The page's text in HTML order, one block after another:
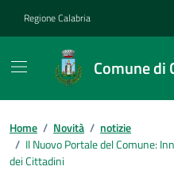
Regione Calabria
Comune di
Home / Novità / notizie
/ Il Nuovo Portale del Comune:
dei Cittadini